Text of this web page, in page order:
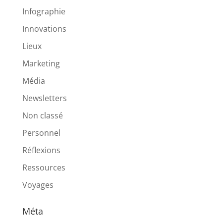
Infographie
Innovations
Lieux
Marketing
Média
Newsletters
Non classé
Personnel
Réflexions
Ressources
Voyages
Méta